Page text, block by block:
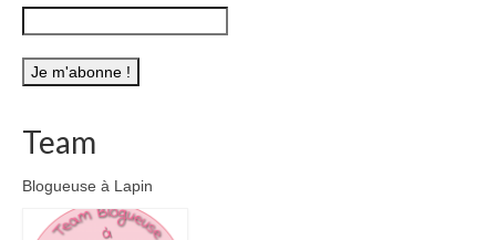
Team
Blogueuse à Lapin